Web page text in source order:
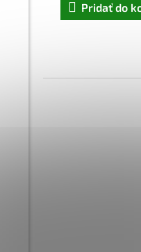
Pridať do